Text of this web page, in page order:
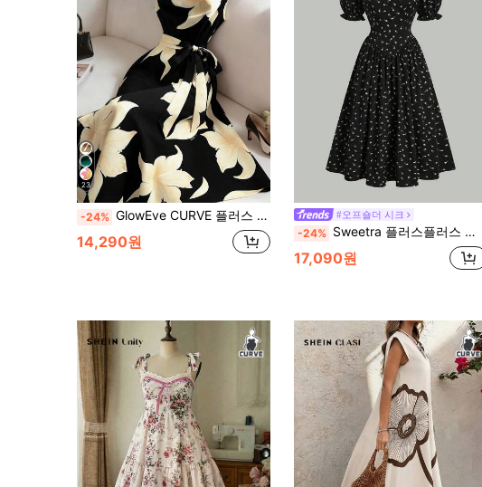
23
-24% GlowEve CURVE 플러스 사이즈 여성 우아한 민소매 꽃무늬 프린트 드레스 보우 타이 새시 포함
14,290원
#오프숄더 시크
-24% Sweetra 플러스플러스 사이즈 디티 플로랄 랜턴 소매 프릴 A라인 드레스 여성용
17,090원